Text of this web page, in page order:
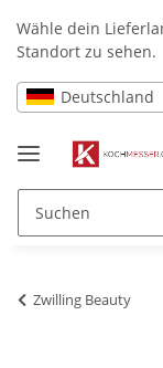
Wähle dein
Standort zu sehen.
Deutschland
Zwilling Beauty